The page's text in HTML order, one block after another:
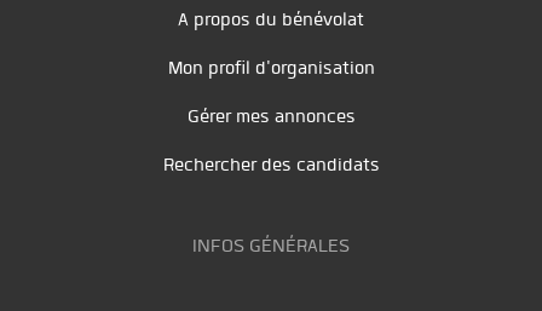
A propos du bénévolat
Mon profil d'organisation
Gérer mes annonces
Rechercher des candidats
INFOS GÉNÉRALES